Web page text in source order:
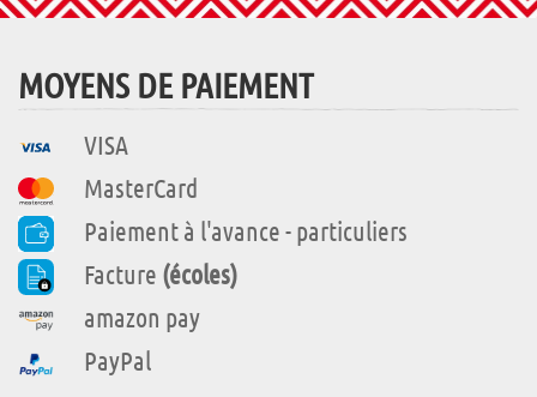
MOYENS DE PAIEMENT
VISA
MasterCard
Paiement à l'avance - particuliers
Facture (écoles)
amazon pay
PayPal